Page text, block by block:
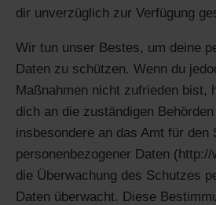
dir unverzüglich zur Verfügung
Wir tun unser Bestes, um deine
Daten zu schützen. Wenn du
Maßnahmen nicht zufrieden bist,
dich an die zuständigen
insbesondere an das Amt für den
personenbezogener Daten
die Überwachung des Schutzes
Daten überwacht. Diese